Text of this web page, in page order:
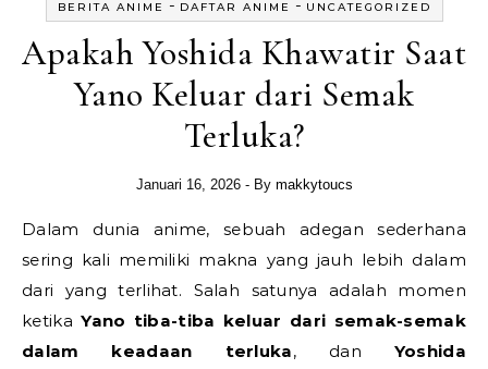
BERITA ANIME - DAFTAR ANIME - UNCATEGORIZED
Apakah Yoshida Khawatir Saat
Yano Keluar dari Semak
Terluka?
Januari 16, 2026 - By makkytoucs
Dalam dunia anime, sebuah adegan sederhana
sering kali memiliki makna yang jauh lebih dalam
dari yang terlihat. Salah satunya adalah momen
ketikaYano tiba-tiba keluar dari semak-semak
dalam keadaan terluka, dan Yoshida